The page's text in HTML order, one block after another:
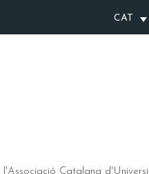
CAT
l'Associació Catalana